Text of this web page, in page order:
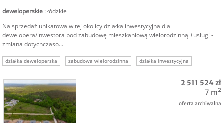
deweloperskie : łódzkie
Na sprzedaż unikatowa w tej okolicy działka inwestycyjna dla
dewelopera/inwestora pod zabudowę mieszkaniową wielorodzinną +usługi -
zmiana dotychczaso...
działka deweloperska zabudowa wielorodzinna
działka inwestycyjna
działka nad wodą
turystyka grunt inwestycyjny jezioro
2 511 524 zł
7 m²
oferta archiwalna